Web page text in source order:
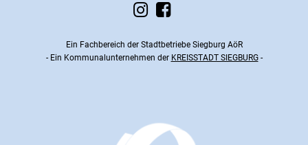
Ein Fachbereich der Stadtbetriebe Siegburg AöR
- Ein Kommunalunternehmen der KREISSTADT SIEGBURG-